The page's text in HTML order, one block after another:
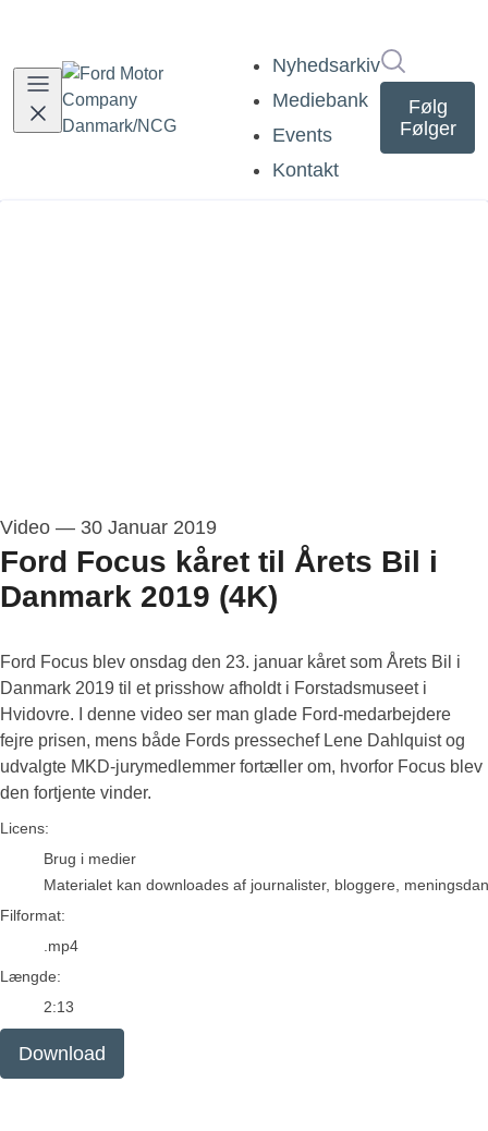
Nyhedsarkiv
Mediebank
Events
Kontakt
Følg
Følger
Video — 30 Januar 2019
Ford Focus kåret til Årets Bil i
Danmark 2019 (4K)
Ford Focus blev onsdag den 23. januar kåret som Årets Bil i
Danmark 2019 til et prisshow afholdt i Forstadsmuseet i
Hvidovre. I denne video ser man glade Ford-medarbejdere
fejre prisen, mens både Fords pressechef Lene Dahlquist og
udvalgte MKD-jurymedlemmer fortæller om, hvorfor Focus blev
den fortjente vinder.
go to media item
Licens:
Brug i medier
Materialet kan downloades af journalister, bloggere,
Filformat:
.mp4
Længde:
2:13
Download